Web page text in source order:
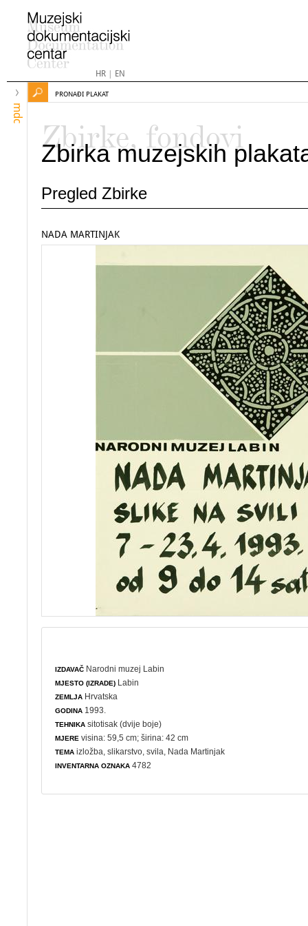
HR| EN
mdc
PRONAĐI PLAKAT
Zbirke, fondovi
Zbirka muzejskih
Pregled Zbirke
NADA MARTINJAK
IZDAVAČ Narodni muzej Labin
MJESTO (IZRADE) Labin
ZEMLJA Hrvatska
GODINA 1993.
TEHNIKA sitotisak (dvije boje)
MJERE visina: 59,5 cm; širina: 42 cm
TEMA izložba ,slikarstvo ,svila , Nada Martinjak
INVENTARNA OZNAKA 4782